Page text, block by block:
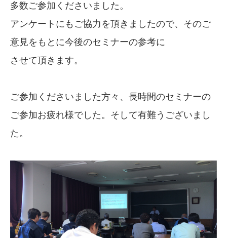
多数ご参加くださいました。
アンケートにもご協力を頂きましたので、そのご
意見をもとに今後のセミナーの参考に
させて頂きます。
ご参加くださいました方々、長時間のセミナーの
ご参加お疲れ様でした。そして有難うございまし
た。